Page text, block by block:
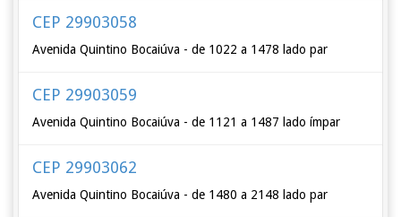
CEP 29903058
Avenida Quintino Bocaiúva - de 1022 a 1478 lado par
CEP 29903059
Avenida Quintino Bocaiúva - de 1121 a 1487 lado ímpar
CEP 29903062
Avenida Quintino Bocaiúva - de 1480 a 2148 lado par